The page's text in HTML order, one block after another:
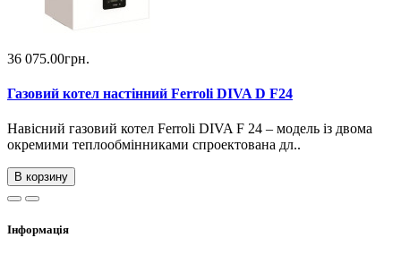
36 075.00грн.
Газовий котел настінний Ferroli DIVA D F24
Навісний газовий котел Ferroli DIVA F 24 – модель із двома
окремими теплообмінниками спроектована дл..
В корзину
Інформація